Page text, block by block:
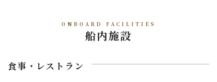
ONBOARD FACILITIES
船内施設
食事・レストラン